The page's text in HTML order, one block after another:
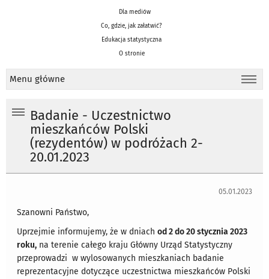
Dla mediów
Co, gdzie, jak załatwić?
Edukacja statystyczna
O stronie
Menu główne
Badanie - Uczestnictwo
mieszkańców Polski
(rezydentów) w podróżach 2-
20.01.2023
05.01.2023
Szanowni Państwo,
Uprzejmie informujemy, że w dniachod 2 do 20 stycznia 2023
roku, na terenie całego kraju Główny Urząd Statystyczny
przeprowadzi w wylosowanych mieszkaniach badanie
reprezentacyjne dotyczące uczestnictwa mieszkańców Polski